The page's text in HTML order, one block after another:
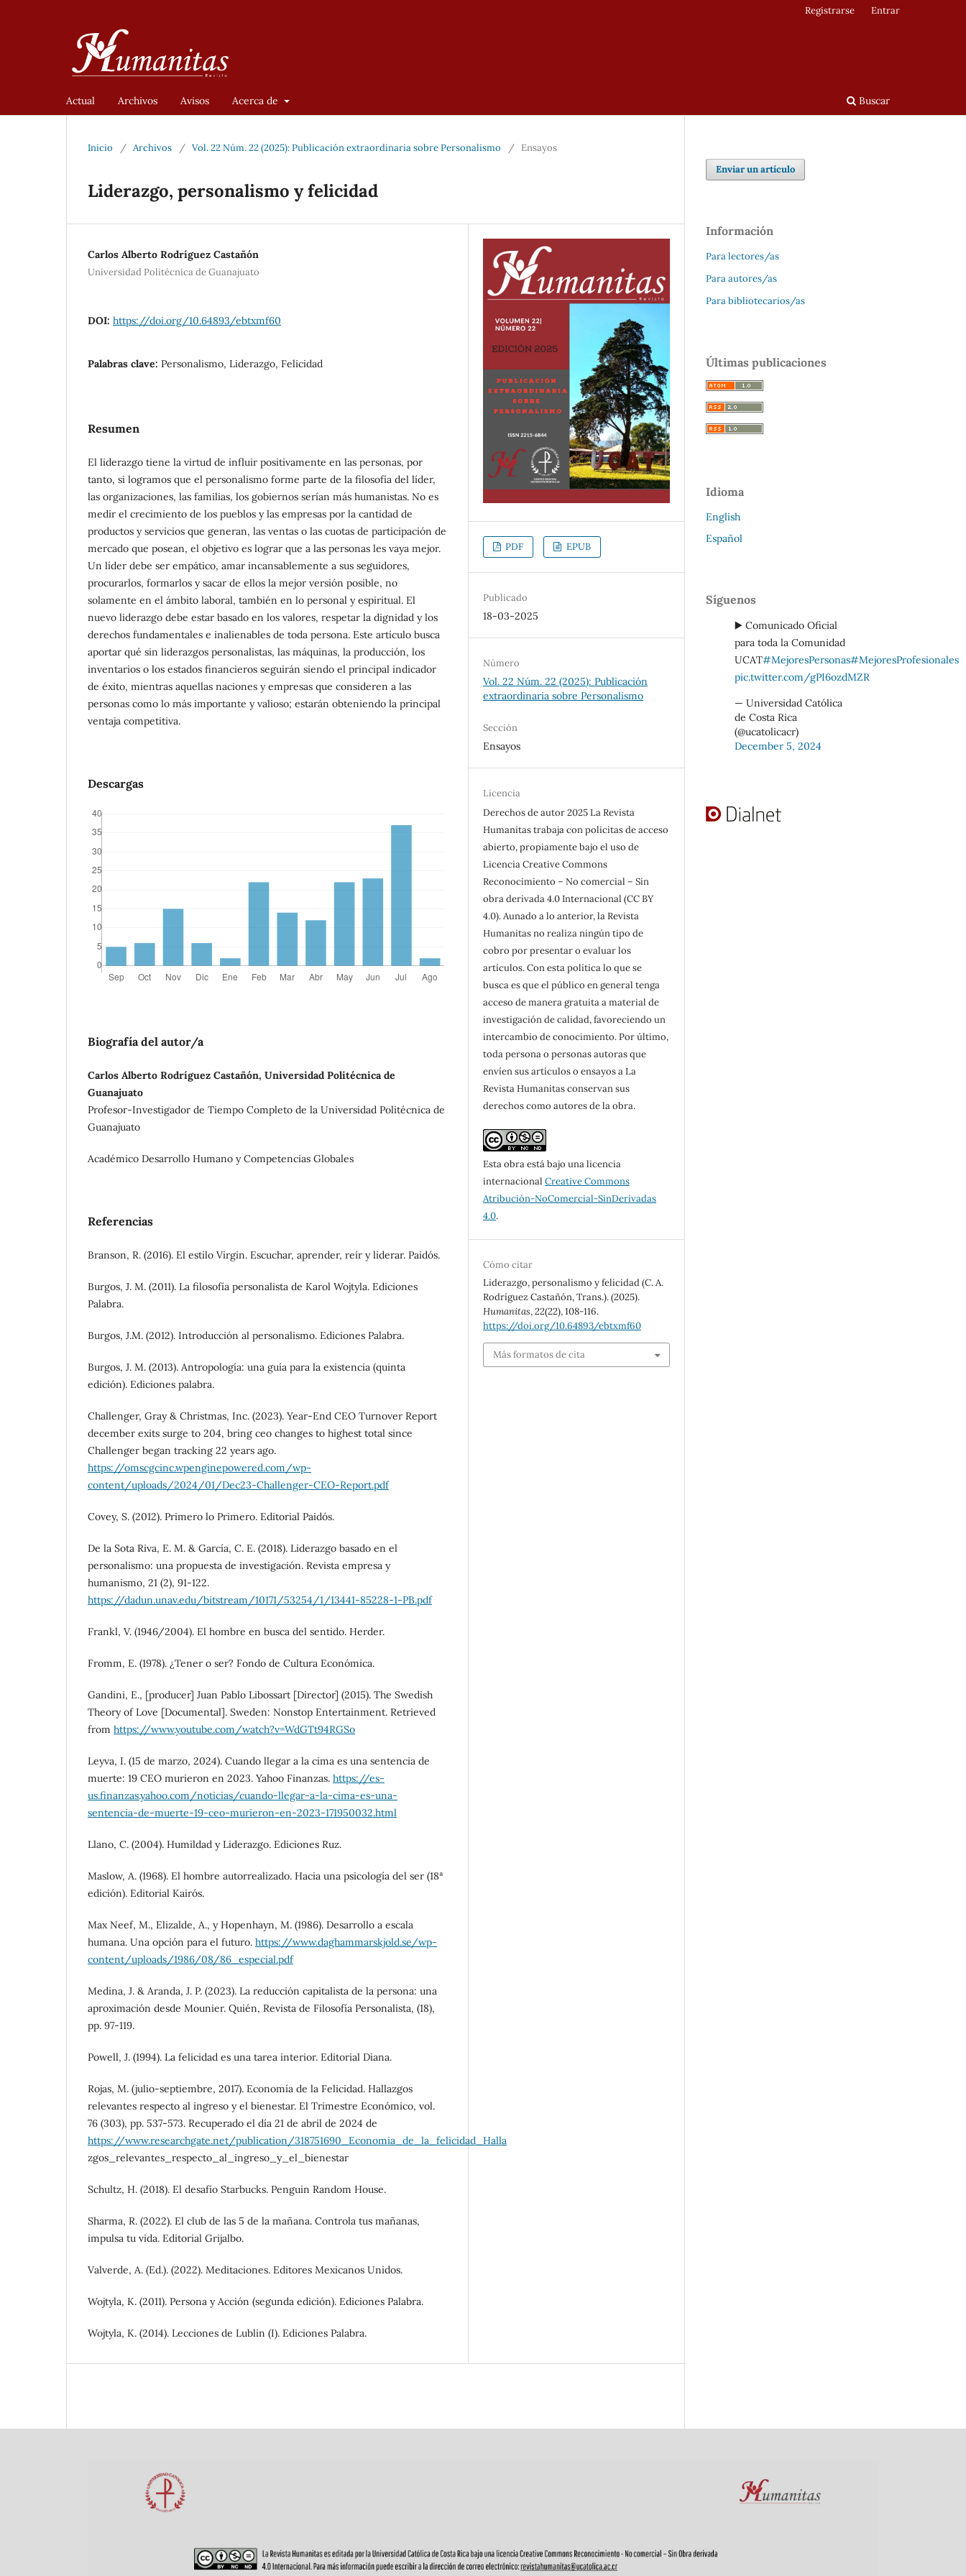
Actual Archivos Avisos Acerca de Buscar
Registrarse Entrar
Inicio / Archivos / Vol. 22 Núm. 22 (2025): Publicación extraordinaria sobre Personalismo / Ensayos
Liderazgo, personalismo y felicidad
Carlos Alberto Rodríguez Castañón
Universidad Politécnica de Guanajuato
DOI: https://doi.org/10.64893/ebtxmf60
Palabras clave: Personalismo, Liderazgo, Felicidad
Resumen
El liderazgo tiene la virtud de influir positivamente en las personas, por
tanto, si logramos que el personalismo forme parte de la filosofía del líder,
las organizaciones, las familias, los gobiernos serían más humanistas. No es
medir el crecimiento de los pueblos y las empresas por la cantidad de
productos y servicios que generan, las ventas o las cuotas de participación de
mercado que posean, el objetivo es lograr que a las personas les vaya mejor.
Un líder debe ser empático, amar incansablemente a sus seguidores,
procurarlos, formarlos y sacar de ellos la mejor versión posible, no
solamente en el ámbito laboral, también en lo personal y espiritual. El
nuevo liderazgo debe estar basado en los valores, respetar la dignidad y los
derechos fundamentales e inalienables de toda persona. Este artículo busca
aportar qué sin liderazgos personalistas, las máquinas, la producción, los
inventarios o los estados financieros seguirán siendo el principal indicador
de éxito, mientras aquellas naciones y empresas que consideren a las
personas como lo más importante y valioso; estarán obteniendo la principal
ventaja competitiva.
Descargas
Biografía del autor/a
Carlos Alberto Rodríguez Castañón, Universidad Politécnica de
Guanajuato
Profesor-Investigador de Tiempo Completo de la Universidad Politécnica de
Guanajuato
Académico Desarrollo Humano y Competencias Globales
Referencias
Branson, R. (2016). El estilo Virgin. Escuchar, aprender, reír y liderar. Paidós.
Burgos, J. M. (2011). La filosofía personalista de Karol Wojtyla. Ediciones
Palabra.
Burgos, J.M. (2012). Introducción al personalismo. Ediciones Palabra.
Burgos, J. M. (2013). Antropología: una guía para la existencia (quinta
edición). Ediciones palabra.
Challenger, Gray & Christmas, Inc. (2023). Year-End CEO Turnover Report
december exits surge to 204, bring ceo changes to highest total since
Challenger began tracking 22 years ago.
https://omscgcinc.wpenginepowered.com/wp-
content/uploads/2024/01/Dec23-Challenger-CEO-Report.pdf
Covey, S. (2012). Primero lo Primero. Editorial Paidós.
De la Sota Riva, E. M. & García, C. E. (2018). Liderazgo basado en el
personalismo: una propuesta de investigación. Revista empresa y
humanismo, 21 (2), 91-122.
https://dadun.unav.edu/bitstream/10171/53254/1/13441-85228-1-PB.pdf
Frankl, V. (1946/2004). El hombre en busca del sentido. Herder.
Fromm, E. (1978). ¿Tener o ser? Fondo de Cultura Económica.
Gandini, E., [producer] Juan Pablo Libossart [Director] (2015). The Swedish
Theory of Love [Documental]. Sweden: Nonstop Entertainment. Retrieved
from https://www.youtube.com/watch?v=WdGTt94RGSo
Leyva, I. (15 de marzo, 2024). Cuando llegar a la cima es una sentencia de
muerte: 19 CEO murieron en 2023. Yahoo Finanzas. https://es-
us.finanzas.yahoo.com/noticias/cuando-llegar-a-la-cima-es-una-
sentencia-de-muerte-19-ceo-murieron-en-2023-171950032.html
Llano, C. (2004). Humildad y Liderazgo. Ediciones Ruz.
Maslow, A. (1968). El hombre autorrealizado. Hacia una psicología del ser (18ª
edición). Editorial Kairós.
Max Neef, M., Elizalde, A., y Hopenhayn, M. (1986). Desarrollo a escala
humana. Una opción para el futuro. https://www.daghammarskjold.se/wp-
content/uploads/1986/08/86_especial.pdf
Medina, J. & Aranda, J. P. (2023). La reducción capitalista de la persona: una
aproximación desde Mounier. Quién, Revista de Filosofía Personalista, (18),
pp. 97-119.
Powell, J. (1994). La felicidad es una tarea interior. Editorial Diana.
Rojas, M. (julio-septiembre, 2017). Economía de la Felicidad. Hallazgos
relevantes respecto al ingreso y el bienestar. El Trimestre Económico, vol.
76 (303), pp. 537-573. Recuperado el día 21 de abril de 2024 de
https://www.researchgate.net/publication/318751690_Economia_de_la_felicidad_Halla
zgos_relevantes_respecto_al_ingreso_y_el_bienestar
Schultz, H. (2018). El desafío Starbucks. Penguin Random House.
Sharma, R. (2022). El club de las 5 de la mañana. Controla tus mañanas,
impulsa tu vida. Editorial Grijalbo.
Valverde, A. (Ed.). (2022). Meditaciones. Editores Mexicanos Unidos.
Wojtyla, K. (2011). Persona y Acción (segunda edición). Ediciones Palabra.
Wojtyla, K. (2014). Lecciones de Lublin (I). Ediciones Palabra.
PDF EPUB
Publicado
18-03-2025
Número
Vol. 22 Núm. 22 (2025): Publicación
extraordinaria sobre Personalismo
Sección
Ensayos
Licencia
Derechos de autor 2025 La Revista
Humanitas trabaja con policitas de acceso
abierto, propiamente bajo el uso de
Licencia Creative Commons
Reconocimiento – No comercial – Sin
obra derivada 4.0 Internacional (CC BY
4.0). Aunado a lo anterior, la Revista
Humanitas no realiza ningún tipo de
cobro por presentar o evaluar los
artículos. Con esta política lo que se
busca es que el público en general tenga
acceso de manera gratuita a material de
investigación de calidad, favoreciendo un
intercambio de conocimiento. Por último,
toda persona o personas autoras que
envíen sus artículos o ensayos a La
Revista Humanitas conservan sus
derechos como autores de la obra.
Esta obra está bajo una licencia
internacionalCreative Commons
Atribución-NoComercial-SinDerivadas
4.0.
Cómo citar
Liderazgo, personalismo y felicidad (C. A.
Rodríguez Castañón, Trans.). (2025).
Humanitas,22(22), 108-116.
https://doi.org/10.64893/ebtxmf60
Más formatos de cita
Enviar un artículo
Información
Para lectores/as
Para autores/as
Para bibliotecarios/as
Últimas publicaciones
Idioma
English
Español
Síguenos
▶️ Comunicado Oficial
para toda la Comunidad
UCAT#MejoresPersonas#MejoresProfesionales
pic.twitter.com/gPI6ozdMZR
— Universidad Católica
de Costa Rica
(@ucatolicacr)
December 5, 2024